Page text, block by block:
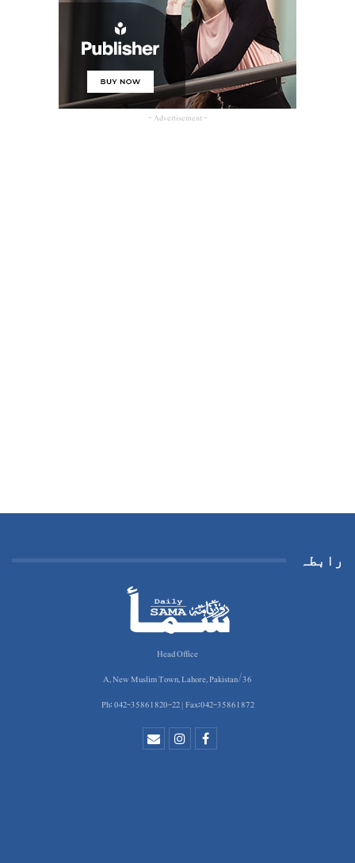
- Advertisement -
رابطہ
Head Office
36/A, New Muslim Town, Lahore, Pakistan
Ph: 042-35861820-22 | Fax:042-35861872